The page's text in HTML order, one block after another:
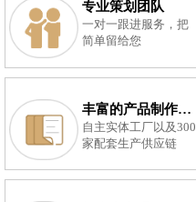
专业策划团队
一对一跟进服务，把
简单留给您
丰富的产品制作经验
自主实体工厂以及300
家配套生产供应链